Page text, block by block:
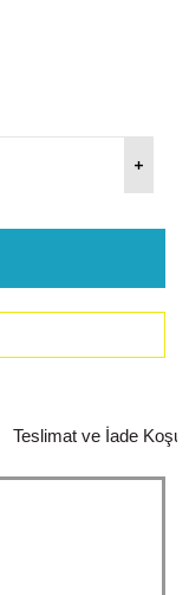
Teslimat ve İade